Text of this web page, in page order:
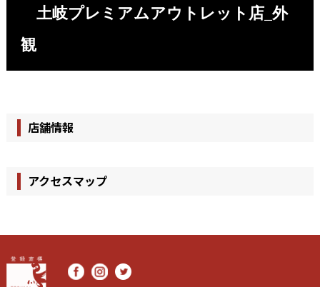
土岐プレミアムアウトレット店_外
観
店舗情報
アクセスマップ